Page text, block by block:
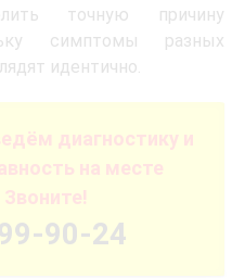
точную причину
симптомы разных
идентично.
диагностику и
на месте
90-24